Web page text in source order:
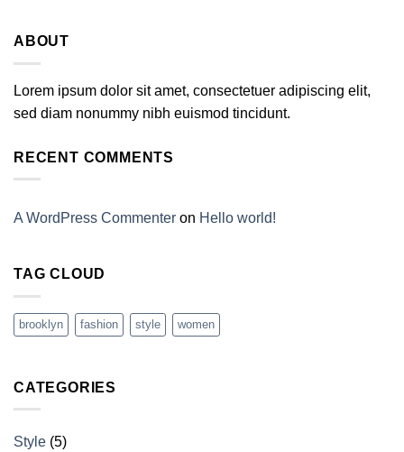
ABOUT
Lorem ipsum dolor sit amet, consectetuer adipiscing elit,
sed diam nonummy nibh euismod tincidunt.
RECENT COMMENTS
A WordPress Commenter on Hello world!
TAG CLOUD
brooklyn fashion style women
CATEGORIES
Style (5)